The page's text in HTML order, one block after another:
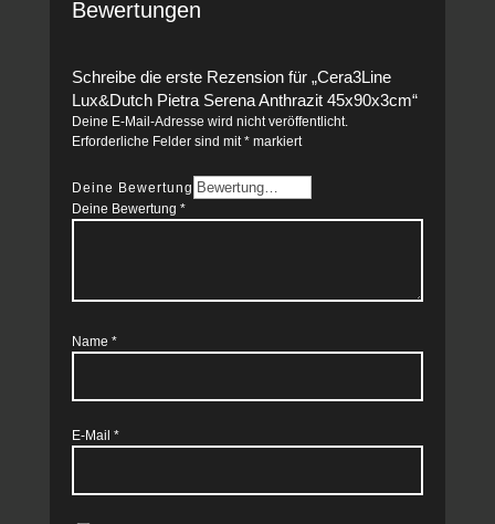
Bewertungen
Schreibe die erste Rezension für „Cera3Line
Lux&Dutch Pietra Serena Anthrazit 45x90x3cm“
Deine E-Mail-Adresse wird nicht veröffentlicht.
Erforderliche Felder sind mit*markiert
Deine Bewertung
Deine Bewertung *
Name *
E-Mail *